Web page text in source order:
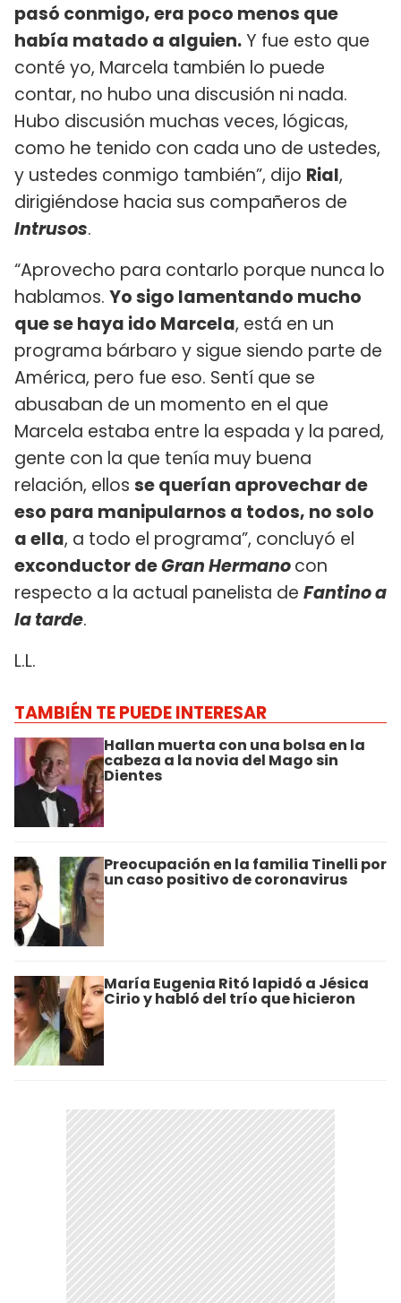
pasó conmigo, era poco menos que
había matado a alguien.Y fue esto que
conté yo, Marcela también lo puede
contar, no hubo una discusión ni nada.
Hubo discusión muchas veces, lógicas,
como he tenido con cada uno de ustedes,
y ustedes conmigo también”, dijo Rial,
dirigiéndose hacia sus compañeros de
Intrusos.
“Aprovecho para contarlo porque nunca lo
hablamos. Yo sigo lamentando mucho
que se haya ido Marcela, está en un
programa bárbaro y sigue siendo parte de
América, pero fue eso. Sentí que se
abusaban de un momento en el que
Marcela estaba entre la espada y la pared,
gente con la que tenía muy buena
relación, ellos se querían aprovechar de
eso para manipularnos a todos, no solo
a ella, a todo el programa”, concluyó el
exconductor deGran Hermanocon
respecto a la actual panelista de Fantino a
la tarde.
L.L.
TAMBIÉN TE PUEDE INTERESAR
Hallan muerta con una bolsa en la
cabeza a la novia del Mago sin
Dientes
Preocupación en la familia Tinelli por
un caso positivo de coronavirus
María Eugenia Ritó lapidó a Jésica
Cirio y habló del trío que hicieron